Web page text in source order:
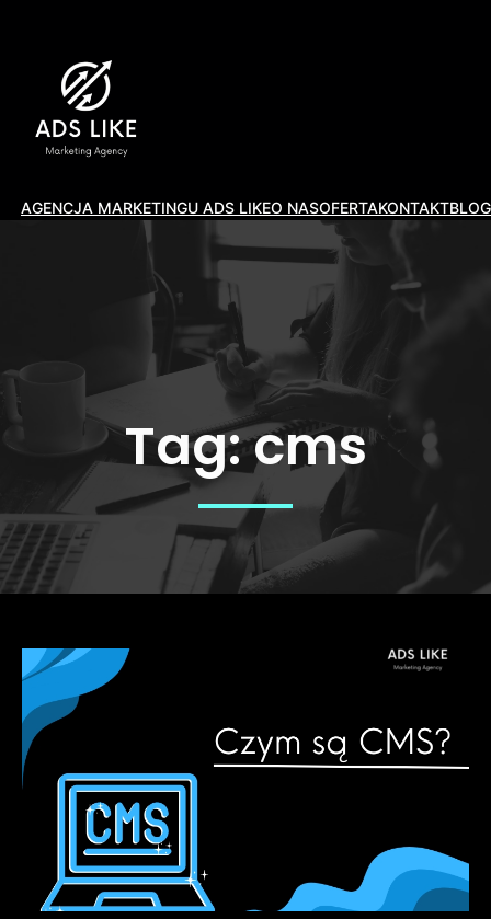
AGENCJA MARKETINGU ADS LIKEO NASOFERTAKONTAKTBLOG
Tag:cms